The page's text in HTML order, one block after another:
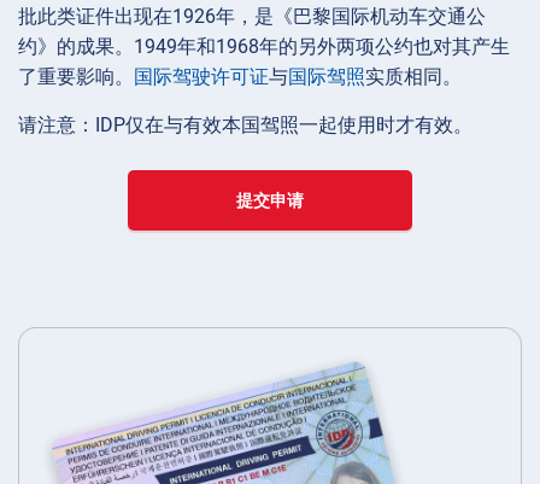
批此类证件出现在1926年，是《巴黎国际机动车交通公
约》的成果。1949年和1968年的另外两项公约也对其产生
了重要影响。
国际驾驶许可证与国际驾照实质相同。
请注意：IDP仅在与有效本国驾照一起使用时才有效。
提交申请